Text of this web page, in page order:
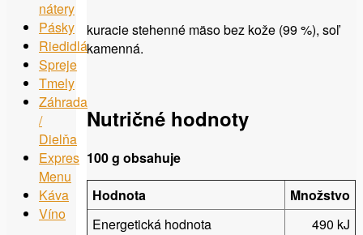
kuracie stehenné mäso bez kože (99 %), soľ
kamenná.
Nutričné hodnoty
100 g obsahuje
Hodnota
Množstvo
Energetická hodnota
490 kJ
nátery
Pásky
Riedidlá
Spreje
Tmely
Záhrada
/
Dielňa
Expres
Menu
Káva
Víno